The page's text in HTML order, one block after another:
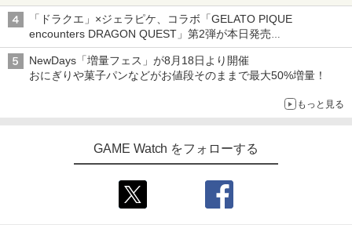
「ドラクエ」×ジェラピケ、コラボ「GELATO PIQUE
encounters DRAGON QUEST」第2弾が本日発売
アイスカップに入ったスライムやわたぼう、ベビーサタンなどが
オリジナルアートで登場
NewDays「増量フェス」が8月18日より開催
おにぎりや菓子パンなどがお値段そのままで最大50%増量！
もっと見る
GAME Watch をフォローする